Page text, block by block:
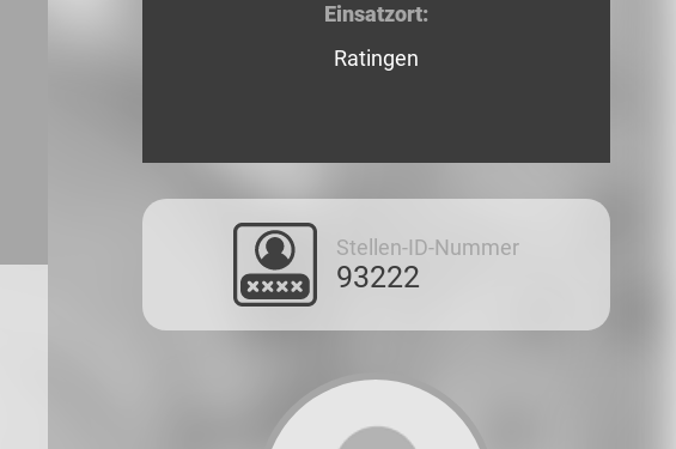
Einsatzort:
Ratingen
Stellen-ID-Nummer
93222